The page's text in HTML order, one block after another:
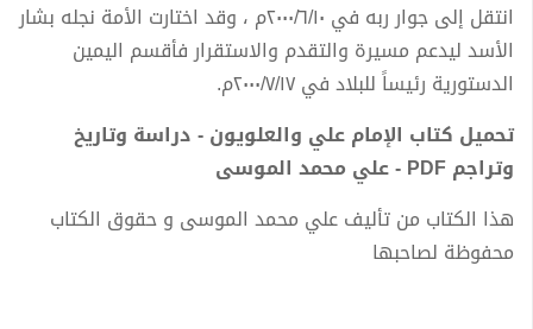
انتقل إلى جوار ربه في ٢٠٠٠/٦/١٠م ، وقد اختارت الأمة نجله بشار
الأسد ليدعم مسيرة والتقدم والاستقرار فأقسم اليمين
الدستورية رئيساً للبلاد في ٢٠٠٠/٧/١٧م.
تحميل كتاب الإمام علي والعلويون - دراسة وتاريخ
وتراجم PDF - علي محمد الموسى
هذا الكتاب من تأليف علي محمد الموسى و حقوق الكتاب
محفوظة لصاحبها